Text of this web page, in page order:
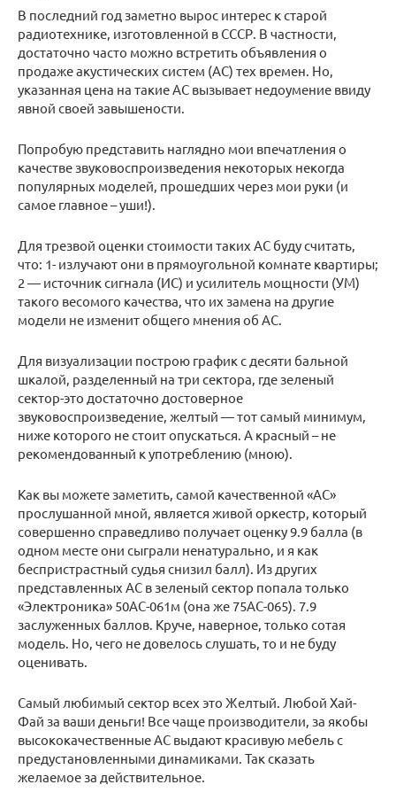
В последний год заметно вырос интерес к старой
радиотехнике, изготовленной в СССР. В частности,
достаточно часто можно встретить объявления о
продаже акустических систем (АС) тех времен. Но,
указанная цена на такие АС вызывает недоумение ввиду
явной своей завышености.
Попробую представить наглядно мои впечатления о
качестве звуковоспроизведения некоторых некогда
популярных моделей, прошедших через мои руки (и
самое главное – уши!).
Для трезвой оценки стоимости таких АС буду считать,
что: 1- излучают они в прямоугольной комнате квартиры;
2 — источник сигнала (ИС) и усилитель мощности (УМ)
такого весомого качества, что их замена на другие
модели не изменит общего мнения об АС.
Для визуализации построю график с десяти бальной
шкалой, разделенный на три сектора, где зеленый
сектор-это достаточно достоверное
звуковоспроизведение, желтый — тот самый минимум,
ниже которого не стоит опускаться. А красный – не
рекомендованный к употреблению (мною).
Как вы можете заметить, самой качественной «АС»
прослушанной мной, является живой оркестр, который
совершенно справедливо получает оценку 9.9 балла (в
одном месте они сыграли ненатурально, и я как
беспристрастный судья снизил балл). Из других
представленных АС в зеленый сектор попала только
«Электроника» 50АС-061м (она же 75АС-065). 7.9
заслуженных баллов. Круче, наверное, только сотая
модель. Но, чего не довелось слушать, то и не буду
оценивать.
Самый любимый сектор всех это Желтый. Любой Хай-
Фай за ваши деньги! Все чаще производители, за якобы
высококачественные АС выдают красивую мебель с
предустановленными динамиками. Так сказать
желаемое за действительное.